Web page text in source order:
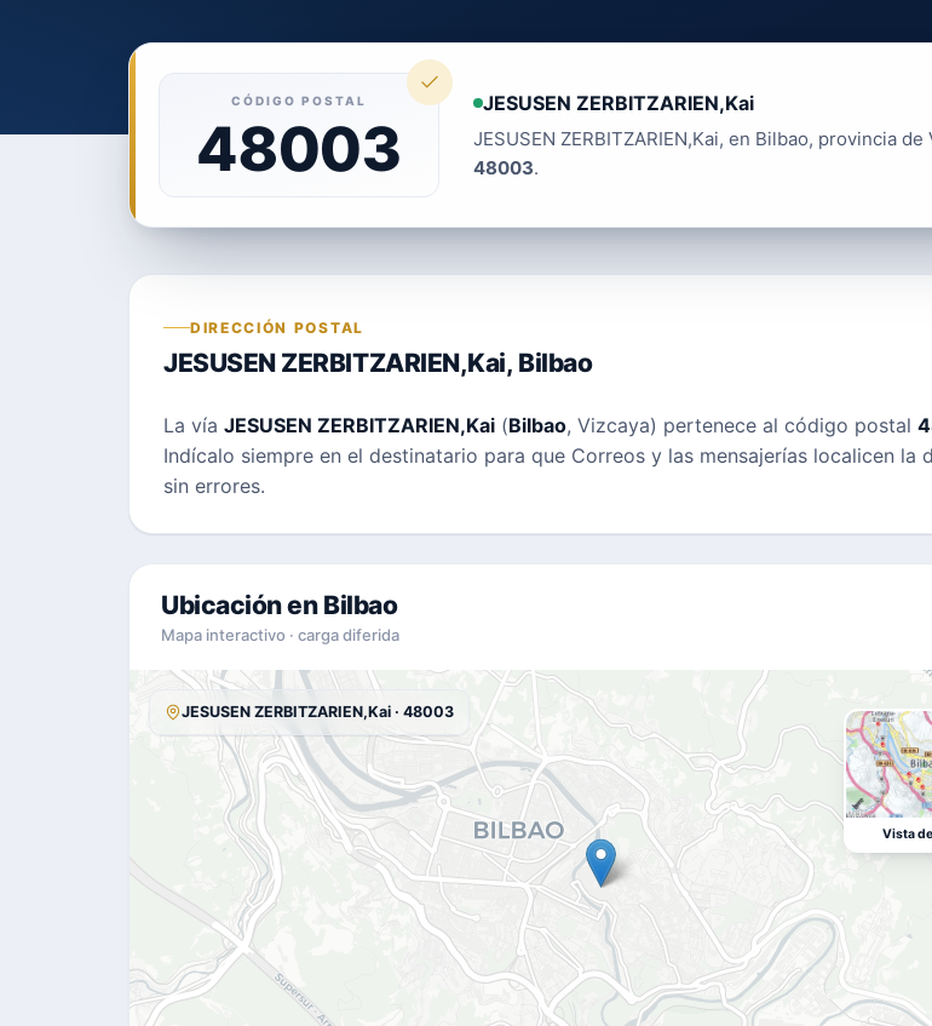
CÓDIGO POSTAL
48003
JESUSEN ZERBITZARIEN,Kai
JESUSEN ZERBITZARIEN,Kai, en Bilbao, provincia
48003.
DIRECCIÓN POSTAL
JESUSEN ZERBITZARIEN,Kai, Bilbao
La vía JESUSEN ZERBITZARIEN,Kai (Bilbao, Vizcaya) pertenece al código postal
Indícalo siempre en el destinatario para que Correos y las mensajerías localicen la
sin errores.
Ubicación en Bilbao
Mapa interactivo · carga diferida
JESUSEN ZERBITZARIEN,Kai · 48003
Vista